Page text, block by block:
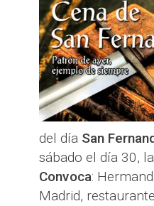
del día San
sábado el día 30,
Convoca:
Madrid,